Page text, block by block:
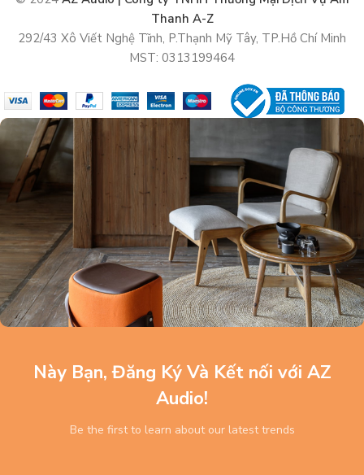
Thanh A-Z
292/43 Xô Viết Nghệ Tĩnh, P.Thạnh Mỹ Tây, TP.Hồ Chí Minh
MST: 0313199464
Này Bạn, Đăng Ký Và Kết nối với AZ
Audio!
Be the first to learn about our latest trends